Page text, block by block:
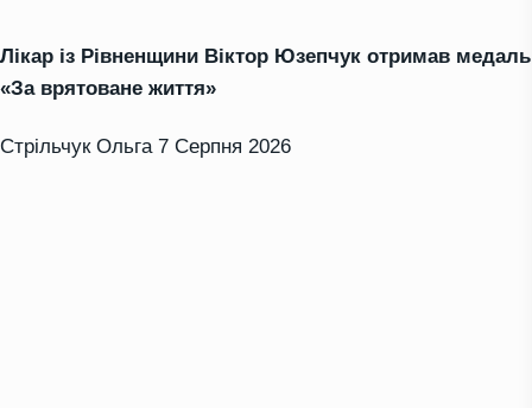
Лікар із Рівненщини Віктор Юзепчук отримав медаль
«За врятоване життя»
Стрільчук Ольга 7 Серпня 2026